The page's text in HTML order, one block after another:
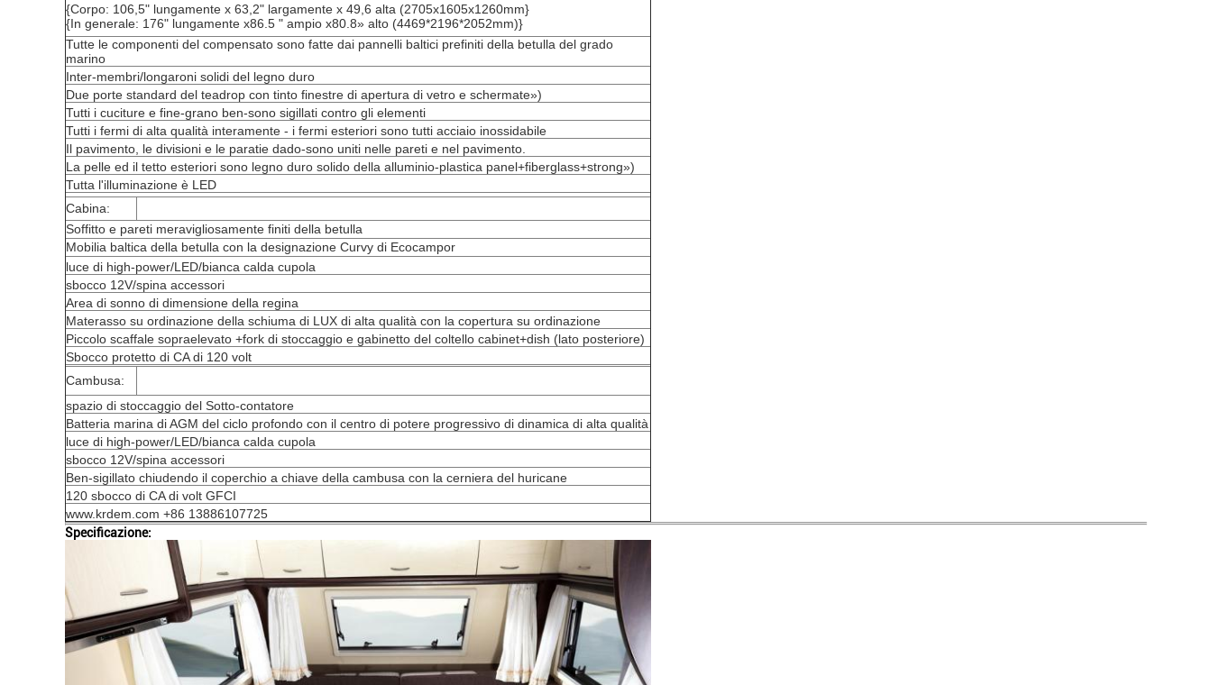
{Corpo: 106,5" lungamente x 63,2" largamente x 49,6 alta (2705x1605x1260mm}
{In generale: 176" lungamente x86.5 " ampio x80.8» alto (4469*2196*2052mm)}
Tutte le componenti del compensato sono fatte dai pannelli baltici prefiniti della betulla del grado
marino
Inter-membri/longaroni solidi del legno duro
Due porte standard del teadrop con tinto finestre di apertura di vetro e schermate»)
Tutti i cuciture e fine-grano ben-sono sigillati contro gli elementi
Tutti i fermi di alta qualità interamente - i fermi esteriori sono tutti acciaio inossidabile
Il pavimento, le divisioni e le paratie dado-sono uniti nelle pareti e nel pavimento.
La pelle ed il tetto esteriori sono legno duro solido della alluminio-plastica panel+fiberglass+strong»)
Tutta l'illuminazione è LED
Cabina:
Soffitto e pareti meravigliosamente finiti della betulla
Mobilia baltica della betulla con la designazione Curvy di Ecocampor
luce di high-power/LED/bianca calda cupola
sbocco 12V/spina accessori
Area di sonno di dimensione della regina
Materasso su ordinazione della schiuma di LUX di alta qualità con la copertura su ordinazione
Piccolo scaffale sopraelevato +fork di stoccaggio e gabinetto del coltello cabinet+dish (lato posteriore)
Sbocco protetto di CA di 120 volt
Cambusa:
spazio di stoccaggio del Sotto-contatore
Batteria marina di AGM del ciclo profondo con il centro di potere progressivo di dinamica di alta qualità
luce di high-power/LED/bianca calda cupola
sbocco 12V/spina accessori
Ben-sigillato chiudendo il coperchio a chiave della cambusa con la cerniera del huricane
120 sbocco di CA di volt GFCI
www.krdem.com +86 13886107725
Specificazione: